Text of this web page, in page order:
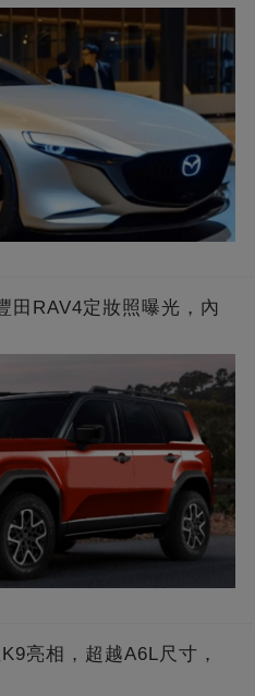
田RAV4定妝照曝光，內
亮相，超越A6L尺寸，